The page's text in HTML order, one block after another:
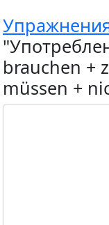
brauchen +
müssen +